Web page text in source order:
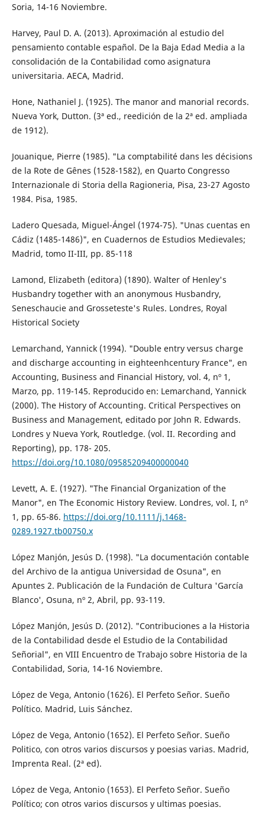
Soria, 14-16 Noviembre.
Harvey, Paul D. A. (2013). Aproximación al estudio del
pensamiento contable español. De la Baja Edad Media a la
consolidación de la Contabilidad como asignatura
universitaria. AECA, Madrid.
Hone, Nathaniel J. (1925). The manor and manorial records.
Nueva York, Dutton. (3ª ed., reedición de la 2ª ed. ampliada
de 1912).
Jouanique, Pierre (1985). "La comptabilité dans les décisions
de la Rote de Gênes (1528-1582), en Quarto Congresso
Internazionale di Storia della Ragioneria, Pisa, 23-27 Agosto
1984. Pisa, 1985.
Ladero Quesada, Miguel-Ángel (1974-75). "Unas cuentas en
Cádiz (1485-1486)", en Cuadernos de Estudios Medievales;
Madrid, tomo II-III, pp. 85-118
Lamond, Elizabeth (editora) (1890). Walter of Henley's
Husbandry together with an anonymous Husbandry,
Seneschaucie and Grosseteste's Rules. Londres, Royal
Historical Society
Lemarchand, Yannick (1994). "Double entry versus charge
and discharge accounting in eighteenhcentury France", en
Accounting, Business and Financial History, vol. 4, nº 1,
Marzo, pp. 119-145. Reproducido en: Lemarchand, Yannick
(2000). The History of Accounting. Critical Perspectives on
Business and Management, editado por John R. Edwards.
Londres y Nueva York, Routledge. (vol. II. Recording and
Reporting), pp. 178- 205.
https://doi.org/10.1080/09585209400000040
Levett, A. E. (1927). "The Financial Organization of the
Manor", en The Economic History Review. Londres, vol. I, nº
1, pp. 65-86. https://doi.org/10.1111/j.1468-
0289.1927.tb00750.x
López Manjón, Jesús D. (1998). "La documentación contable
del Archivo de la antigua Universidad de Osuna", en
Apuntes 2. Publicación de la Fundación de Cultura 'García
Blanco', Osuna, nº 2, Abril, pp. 93-119.
López Manjón, Jesús D. (2012). "Contribuciones a la Historia
de la Contabilidad desde el Estudio de la Contabilidad
Señorial", en VIII Encuentro de Trabajo sobre Historia de la
Contabilidad, Soria, 14-16 Noviembre.
López de Vega, Antonio (1626). El Perfeto Señor. Sueño
Político. Madrid, Luis Sánchez.
López de Vega, Antonio (1652). El Perfeto Señor. Sueño
Politico, con otros varios discursos y poesias varias. Madrid,
Imprenta Real. (2ª ed).
López de Vega, Antonio (1653). El Perfeto Señor. Sueño
Político; con otros varios discursos y ultimas poesias.